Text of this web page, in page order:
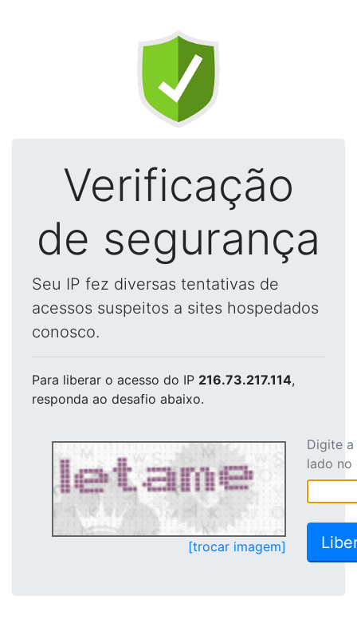
Verificação
de segurança
Seu IP fez diversas tentativas de
acessos suspeitos a sites hospedados
conosco.
Para liberar o acesso do IP 216.73.217.114,
responda ao desafio abaixo.
[trocar imagem]
Digite
lado no